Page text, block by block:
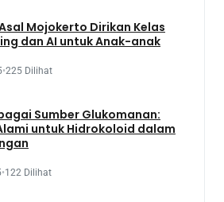
Mojokerto Dirikan Kelas
dan AI untuk Anak-anak
•225 Dilihat
Sumber Glukomanan:
untuk Hidrokoloid dalam
•122 Dilihat